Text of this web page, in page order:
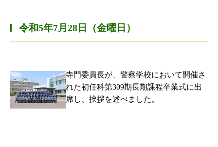
令和5年7月28日（金曜日）
寺門委員長が、警察学校において開催さ
れた初任科第309期長期課程卒業式に出
席し、挨拶を述べました。